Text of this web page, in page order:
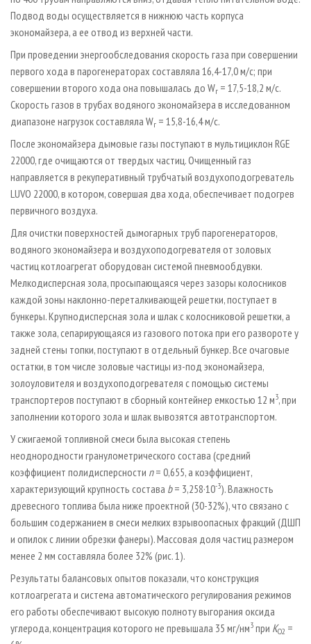
Подвод воды осуществляется в нижнюю часть корпуса
экономайзера, а ее отвод из верхней части.
При проведении энергообследования скорость газа при совершении
первого хода в парогенераторах составляла 16,4-17,0 м/с; при
совершении второго хода она повышалась до Wг = 17,5-18,2 м/с.
Скорость газов в трубах водяного экономайзера в исследованном
диапазоне нагрузок составляла Wг = 15,8-16,4 м/с.
После экономайзера дымовые газы поступают в мультициклон RGE
22000, где очищаются от твердых частиц. Очищенный газ
направляется в рекуперативный трубчатый воздухоподогреватель
LUVO 22000, в котором, совершая два хода, обеспечивает подогрев
первичного воздуха.
Для очистки поверхностей дымогарных труб парогенераторов,
водяного экономайзера и воздухоподогревателя от золовых
частиц котлоагрегат оборудован системой пневмообдувки.
Мелкодисперсная зола, просыпающаяся через зазоры колосников
каждой зоны наклонно-переталкивающей решетки, поступает в
бункеры. Крупнодисперсная зола и шлак с колосниковой решетки, а
также зола, сепарирующаяся из газового потока при его развороте у
задней стены топки, поступают в отдельный бункер. Все очаговые
остатки, в том числе золовые частицы из-под экономайзера,
золоуловителя и воздухоподогревателя с помощью системы
транспортеров поступают в сборный контейнер емкостью 12 м3, при
заполнении которого зола и шлак вывозятся автотранспортом.
У сжигаемой топливной смеси была высокая степень
неоднородности гранулометрического состава (средний
коэффициент полидисперсности n= 0,655, а коэффициент,
характеризующий крупность состава b= 3,258·10-3). Влажность
древесного топлива была ниже проектной (30-32%), что связано с
большим содержанием в смеси мелких взрывоопасных фракций (ДШП
и опилок с линии обрезки фанеры). Массовая доля частиц размером
менее 2 мм составляла более 32% (рис. 1).
Результаты балансовых опытов показали, что конструкция
котлоагрегата и система автоматического регулирования режимов
его работы обеспечивают высокую полноту выгорания оксида
углерода, концентрация которого не превышала 35 мг/нм3 при КO2 =